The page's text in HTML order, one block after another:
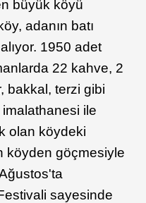
büyük köyü
adanın batı
1950 adet
22 kahve, 2
bakkal, terzi gibi
imalathanesi ile
olan köydeki
köyden göçmesiyle
sayesinde